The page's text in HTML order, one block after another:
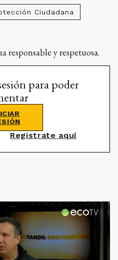
Ciudadana
responsable y respetuosa.
para poder
Registrate aquí